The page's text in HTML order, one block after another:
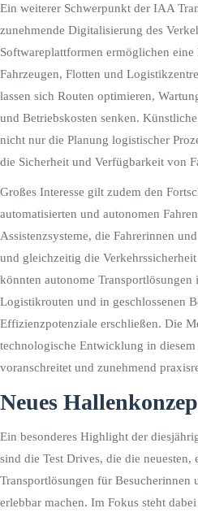
Ein weiterer Schwerpunkt der IAA
zunehmende Digitalisierung des
Softwareplattformen ermöglichen
Fahrzeugen, Flotten und
lassen sich Routen optimieren,
und Betriebskosten senken.
nicht nur die Planung logistischer
die Sicherheit und Verfügbarkeit von
Großes Interesse gilt zudem den
automatisierten und autonomen
Assistenzsysteme, die Fahrerinnen
und gleichzeitig die
könnten autonome Transportlösungen
Logistikrouten und in geschlossenen
Effizienzpotenziale erschließen. Die
technologische Entwicklung in
voranschreitet und zunehmend
Neues
Ein besonderes Highlight der
sind die Test Drives, die die neuesten,
Transportlösungen für Besucherinnen
erlebbar machen. Im Fokus steht